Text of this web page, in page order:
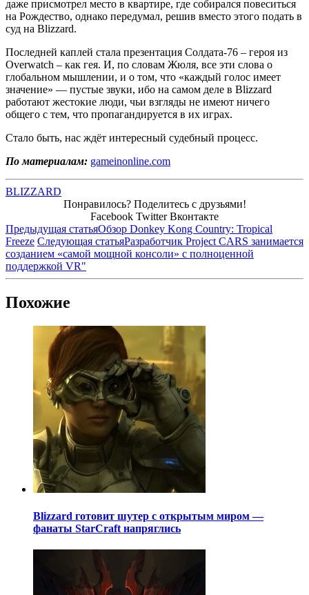
даже присмотрел место в квартире, где собирался повеситься
на Рождество, однако передумал, решив вместо этого подать в
суд на Blizzard.
Последней каплей стала презентация Солдата-76 – героя из
Overwatch – как гея. И, по словам Жюля, все эти слова о
глобальном мышлении, и о том, что «каждый голос имеет
значение» — пустые звуки, ибо на самом деле в Blizzard
работают жестокие люди, чьи взгляды не имеют ничего
общего с тем, что пропагандируется в их играх.
Стало быть, нас ждёт интересный судебный процесс.
По материалам: gameinonline.com
BLIZZARD
Понравилось? Поделитесь с друзьями!
Facebook Twitter Вконтакте
Предыдущая статьяОбзор Donkey Kong Country: Tropical
Freeze Следующая статьяРазработчик Project CARS занимается
созданием «самой мощной консоли» с полноценной
поддержкой VR"
Похожие
Blizzard готовит шутер с открытым миром —
фанаты StarCraft напряглись